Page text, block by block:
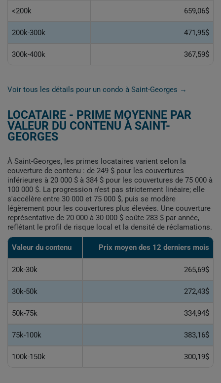
<200k 659,06$
200k-300k 471,95$
300k-400k 367,59$
Voir tous les détails pour un condo à Saint-Georges →
LOCATAIRE - PRIME MOYENNE PAR
VALEUR DU CONTENU À SAINT-
GEORGES
À Saint-Georges, les primes locataires varient selon la
couverture de contenu : de 249 $ pour les couvertures
inférieures à 20 000 $ à 384 $ pour les couvertures de 75 000 à
100 000 $. La progression n'est pas strictement linéaire; elle
s'accélère entre 30 000 et 75 000 $, puis se modère
légèrement pour les couvertures plus élevées. Une couverture
représentative de 20 000 à 30 000 $ coûte 283 $ par année,
reflétant le profil de risque local et la densité de réclamations.
Valeur du contenu Prix moyen des 12 derniers mois
20k-30k 265,69$
30k-50k 272,43$
50k-75k 334,94$
75k-100k 383,16$
100k-150k 300,19$